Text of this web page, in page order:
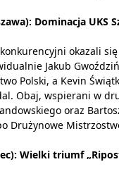
Dominacja UKS
okazali
Jakub
Polski, a Kevin
Obaj, wspierani w
oraz
Drużynowe
Wielki triumf